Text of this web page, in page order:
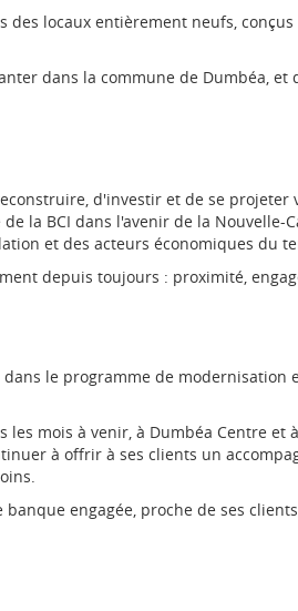
des locaux entièrement neufs,
dans la commune de Dumbéa, et
d'investir et de se projeter
la BCI dans l'avenir de la Nouvelle-
et des acteurs économiques du
depuis toujours : proximité,
le programme de
mois à venir, à Dumbéa Centre et
à offrir à ses clients un
engagée, proche de ses